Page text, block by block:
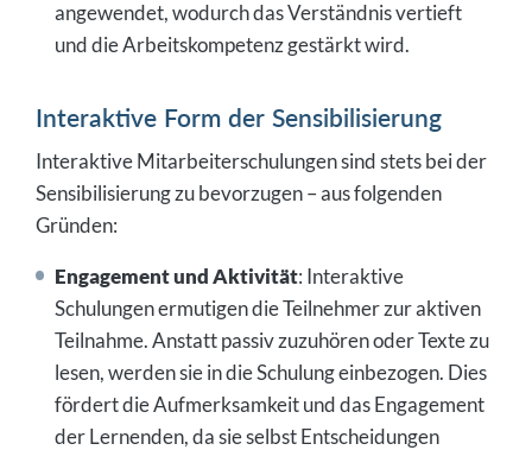
angewendet, wodurch das Verständnis vertieft
und die Arbeitskompetenz gestärkt wird.
Interaktive Form der Sensibilisierung
Interaktive Mitarbeiterschulungen sind stets bei der
Sensibilisierung zu bevorzugen – aus folgenden
Gründen:
Engagement und Aktivität: Interaktive
Schulungen ermutigen die Teilnehmer zur aktiven
Teilnahme. Anstatt passiv zuzuhören oder Texte zu
lesen, werden sie in die Schulung einbezogen. Dies
fördert die Aufmerksamkeit und das Engagement
der Lernenden, da sie selbst Entscheidungen